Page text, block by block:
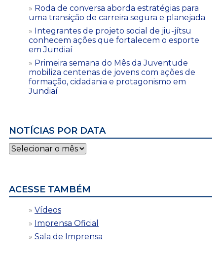
Roda de conversa aborda estratégias para
uma transição de carreira segura e planejada
Integrantes de projeto social de jiu-jítsu
conhecem ações que fortalecem o esporte
em Jundiaí
Primeira semana do Mês da Juventude
mobiliza centenas de jovens com ações de
formação, cidadania e protagonismo em
Jundiaí
NOTÍCIAS POR DATA
Notícias
por
ACESSE TAMBÉM
Vídeos
Imprensa Oficial
Sala de Imprensa